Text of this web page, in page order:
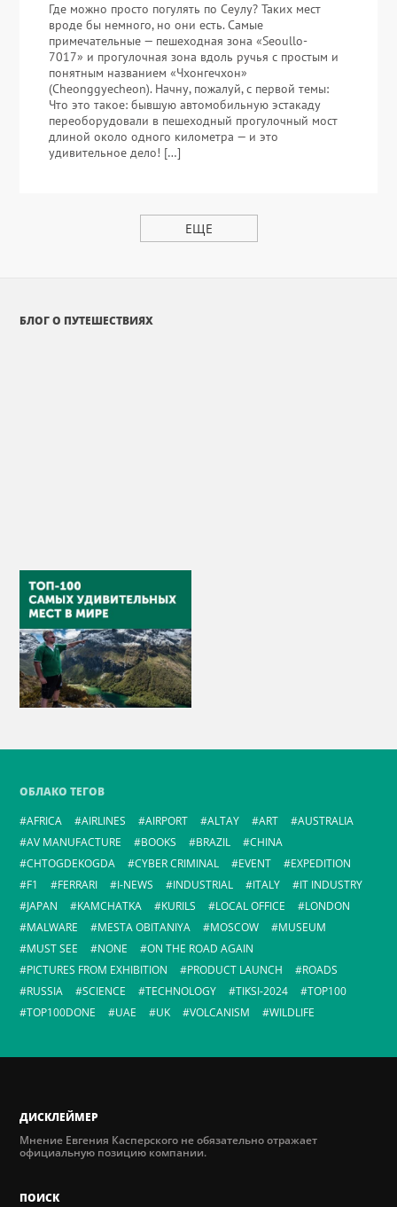
Где можно просто погулять по Сеулу? Таких мест
вроде бы немного, но они есть. Самые
примечательные — пешеходная зона «Seoullo-
7017» и прогулочная зона вдоль ручья с простым и
понятным названием «Чхонгечхон»
(Cheonggyecheon). Начну, пожалуй, с первой темы:
Что это такое: бывшую автомобильную эстакаду
переоборудовали в пешеходный прогулочный мост
длиной около одного километра — и это
удивительное дело! […]
ЕЩЕ
БЛОГ О ПУТЕШЕСТВИЯХ
ОБЛАКО ТЕГОВ
AFRICA
AIRLINES AIRPORT ALTAY ART
AUSTRALIA
AV MANUFACTURE
BOOKS BRAZIL
CHINA
CHTOGDEKOGDA
CYBER CRIMINAL EVENT
EXPEDITION
F1
FERRARI I-NEWS INDUSTRIAL ITALY
IT INDUSTRY
JAPAN
KAMCHATKA KURILS LOCAL OFFICE
LONDON
MALWARE
MESTA OBITANIYA MOSCOW
MUSEUM
MUST SEE
NONE
ON THE ROAD AGAIN
PICTURES FROM EXHIBITION
PRODUCT LAUNCH
ROADS
RUSSIA
SCIENCE TECHNOLOGY TIKSI-2024
TOP100
TOP100DONE
UAE UK VOLCANISM WILDLIFE
ДИСКЛЕЙМЕР
Мнение Евгения Касперского не обязательно отражает
официальную позицию компании.
ПОИСК